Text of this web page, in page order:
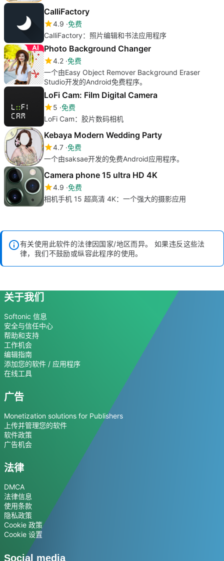
CalliFactory
4.9 免费
CalliFactory：照片编辑和书法应用程序
Photo Background Changer
4.2 免费
一个由Easy Object Remover Background Eraser
Studio开发的Android免费程序。
LoFi Cam: Film Digital Camera
5 免费
LoFi Cam：胶片数码相机
Kebaya Modern Wedding Party
4.7 免费
一个由saksae开发的免费Android应用程序。
Camera phone 15 ultra HD 4K
4.9 免费
相机手机 15 超高清 4K：一个强大的摄影应用
有关使用此软件的法律因国家/地区而异。 如果违反这些法
律，我们不鼓励或纵容此程序的使用。
关于我们
Softonic 信息
安全与信任中心
帮助和支持
工作机会
编辑指南
添加您的软件 / 应用程序
在线工具
广告
Monetization solutions for Publishers
上传并管理您的软件
软件政策
广告机会
法律
DMCA
法律信息
使用条款
隐私政策
Cookie 政策
Cookie 设置
Social media